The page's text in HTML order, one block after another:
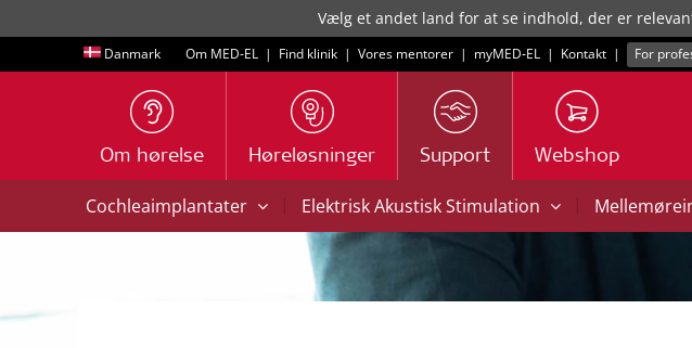
Vælg et andet land for at se indhold, der er
Danmark Om MED-EL | Find klinik | Vores mentorer | myMED‑EL | Kontakt | For
Om hørelse Høreløsninger Support Webshop
Cochleaimplantater | Elektrisk Akustisk Stimulation |